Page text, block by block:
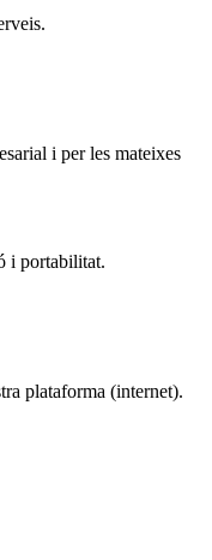
i per les mateixes
i portabilitat.
plataforma (internet).